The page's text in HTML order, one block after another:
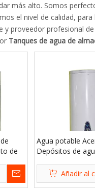
más alto. Somos
el nivel de calidad,
y proveedor profesional de
Tanques de agua de
de
Agua potable
Depósitos de
Añadir al